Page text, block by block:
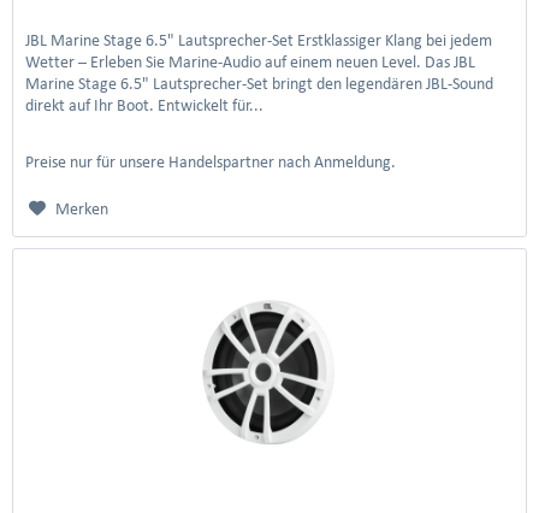
JBL Marine Stage 6.5" Lautsprecher-Set Erstklassiger Klang bei jedem
Wetter – Erleben Sie Marine-Audio auf einem neuen Level. Das JBL
Marine Stage 6.5" Lautsprecher-Set bringt den legendären JBL-Sound
direkt auf Ihr Boot. Entwickelt für...
Preise nur für unsere Handelspartner nach Anmeldung.
Merken